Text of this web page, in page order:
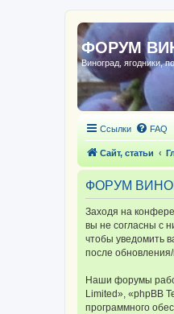
ФОРУМ
Виноград, ягодники,
Ссылки FAQ
Сайт, статьи
ФОРУМ
Заходя на
вы не согласны с
чтобы уведомить
после
Наши форумы
Limited», «phpBB
программного